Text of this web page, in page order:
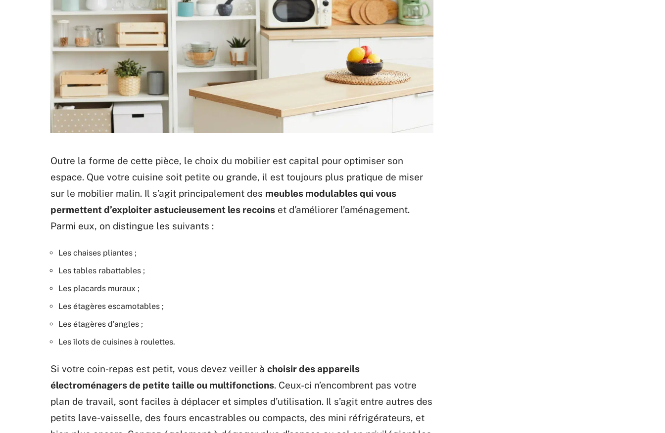
Outre la forme de cette pièce, le choix du mobilier est capital pour optimiser son
espace. Que votre cuisine soit petite ou grande, il est toujours plus pratique de miser
sur le mobilier malin. Il s’agit principalement des meubles modulables qui vous
permettent d’exploiter astucieusement les recoins et d’améliorer l’aménagement.
Parmi eux, on distingue les suivants :
Les chaises pliantes ;
Les tables rabattables ;
Les placards muraux ;
Les étagères escamotables ;
Les étagères d’angles ;
Les îlots de cuisines à roulettes.
Si votre coin-repas est petit, vous devez veiller à choisir des appareils
électroménagers de petite taille ou multifonctions. Ceux-ci n’encombrent pas votre
plan de travail, sont faciles à déplacer et simples d’utilisation. Il s’agit entre autres des
petits lave-vaisselle, des fours encastrables ou compacts, des mini réfrigérateurs, et